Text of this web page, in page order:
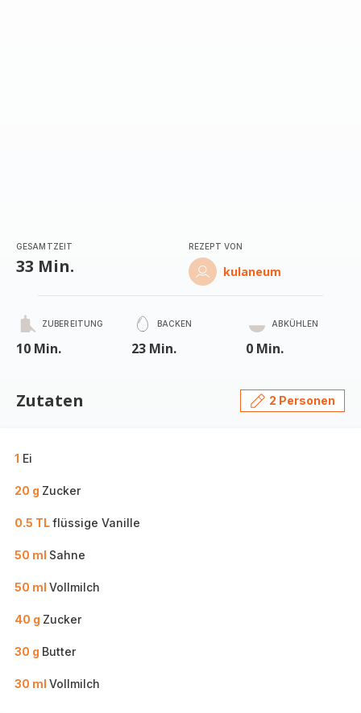
GESAMTZEIT
33 Min.
REZEPT VON
kulaneum
ZUBEREITUNG
10 Min.
BACKEN
23 Min.
ABKÜHLEN
0 Min.
Zutaten 2 Personen
1 Ei
20 g Zucker
0.5 TLflüssige Vanille
50 ml Sahne
50 ml Vollmilch
40 g Zucker
30 g Butter
30 ml Vollmilch